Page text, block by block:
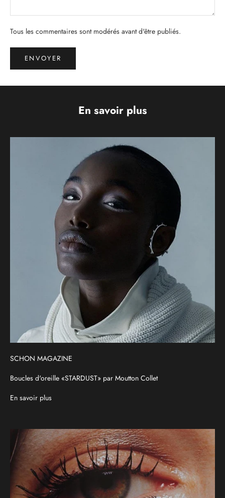
Tous les commentaires sont modérés avant d'être publiés.
ENVOYER
En savoir plus
SCHON MAGAZINE
Boucles d'oreille «STARDUST» par Moutton Collet
En savoir plus